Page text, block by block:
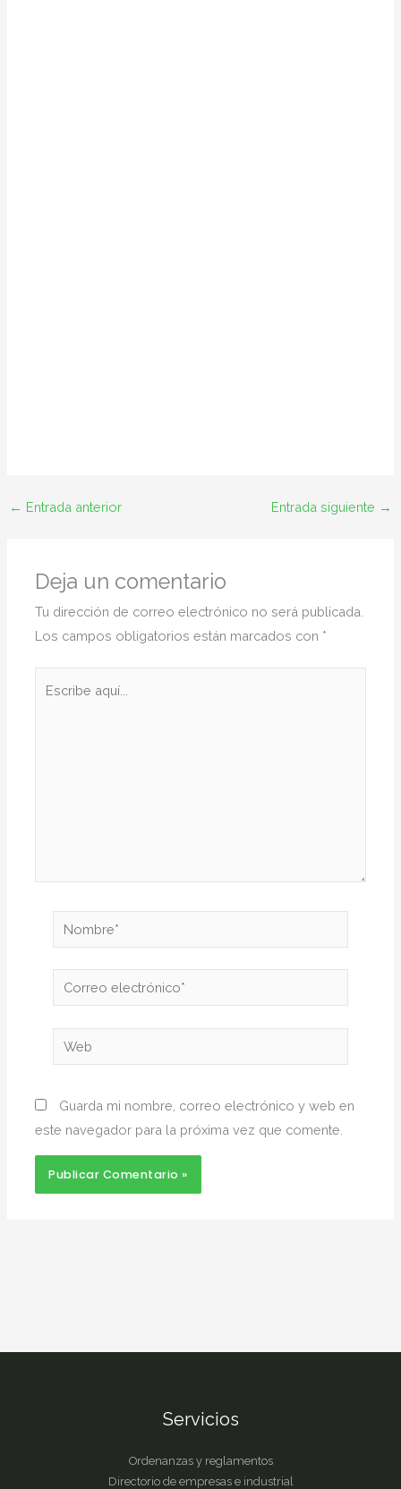
← Entrada anterior Entrada siguiente →
Deja un comentario
Tu dirección de correo electrónico no será publicada.
Los campos obligatorios están marcados con *
Nombre*
Correo
electrónico*
Web
Guarda mi nombre, correo electrónico y web en
este navegador para la próxima vez que comente.
Servicios
Ordenanzas y reglamentos
Directorio de empresas e industrial